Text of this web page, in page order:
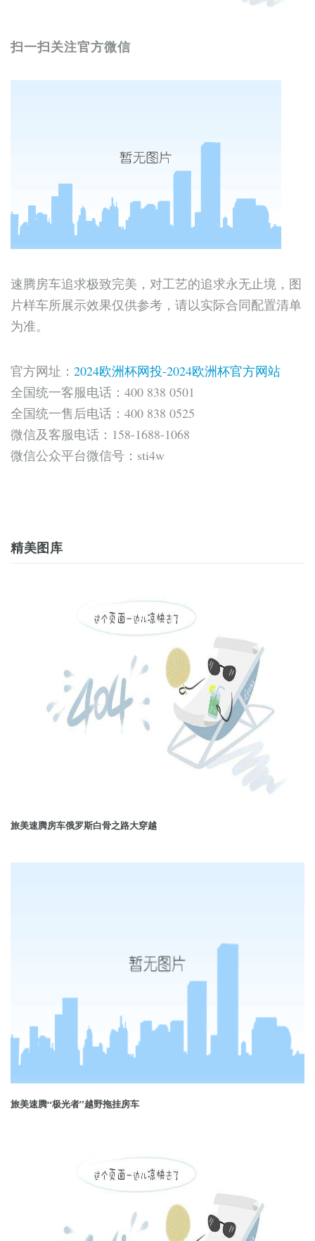
扫一扫关注官方微信
速腾房车追求极致完美，对工艺的追求永无止境，图
片样车所展示效果仅供参考，请以实际合同配置清单
为准。
官方网址： 2024欧洲杯网投-2024欧洲杯官方网站
全国统一客服电话：400 838 0501
全国统一售后电话：400 838 0525
微信及客服电话：158-1688-1068
微信公众平台微信号：sti4w
精美图库
旅美速腾房车俄罗斯白骨之路大穿越
旅美速腾“极光者”越野拖挂房车